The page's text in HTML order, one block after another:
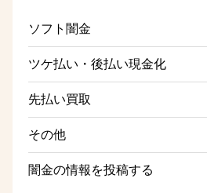
ソフト闇金
ツケ払い・後払い現金化
先払い買取
その他
闇金の情報を投稿する